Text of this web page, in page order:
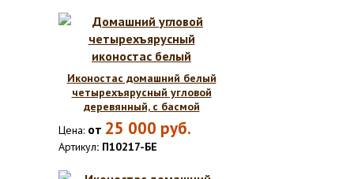
Иконостас домашний белый
четырехъярусный угловой
деревянный, с басмой
Цена: от 25 000 руб.
Артикул: П10217-БЕ